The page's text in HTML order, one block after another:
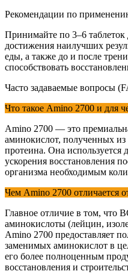
Рекомендации по
Принимайте по 3–6 таблеток
достижения наилучших
еды, а также до и после
способствовать
Часто задаваемые вопросы
Что такое Amino 2700 и для
Amino 2700 — это
аминокислот, полученных из
протеина. Она
ускорения восстановления
организма необходимым
Чем Amino 2700 отличается
Главное отличие в том, что
аминокислоты (лейцин,
Amino 2700 предоставляет
заменимых аминокислот в
его более полноценным
восстановления и